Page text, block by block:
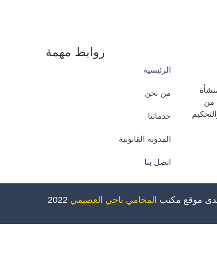
من
روابط مهمة
الرئيسية
من نحن
خدماتنا
المدونة القانونية
اتصل بنا
موقع مكتب المحامي ناجي العصيمي